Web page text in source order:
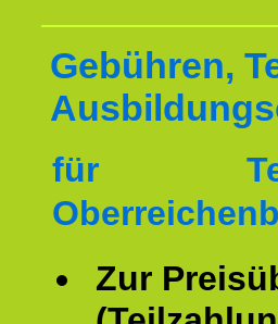
Gebühren,
für
Zur